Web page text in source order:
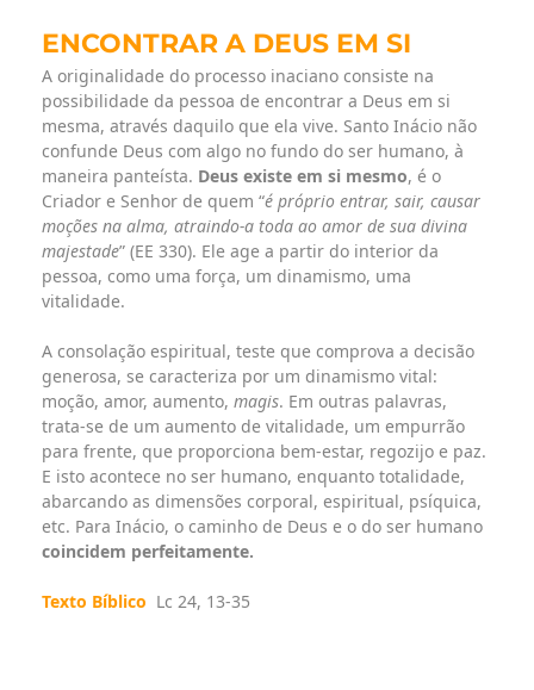
ENCONTRAR A DEUS EM SI
A originalidade do processo inaciano consiste na
possibilidade da pessoa de encontrar a Deus em si
mesma, através daquilo que ela vive. Santo Inácio não
confunde Deus com algo no fundo do ser humano, à
maneira panteísta. Deus existe em si mesmo, é o
Criador e Senhor de quem “é próprio entrar, sair, causar
moções na alma, atraindo-a toda ao amor de sua divina
majestade” (EE 330). Ele age a partir do interior da
pessoa, como uma força, um dinamismo, uma
vitalidade.
A consolação espiritual, teste que comprova a decisão
generosa, se caracteriza por um dinamismo vital:
moção, amor, aumento, magis. Em outras palavras,
trata-se de um aumento de vitalidade, um empurrão
para frente, que proporciona bem-estar, regozijo e paz.
E isto acontece no ser humano, enquanto totalidade,
abarcando as dimensões corporal, espiritual, psíquica,
etc. Para Inácio, o caminho de Deus e o do ser humano
coincidem perfeitamente.
Texto Bíblico Lc 24, 13-35